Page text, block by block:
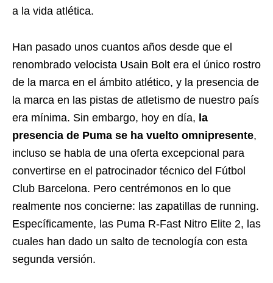
a la vida atlética.
Han pasado unos cuantos años desde que el
renombrado velocista Usain Bolt era el único rostro
de la marca en el ámbito atlético, y la presencia de
la marca en las pistas de atletismo de nuestro país
era mínima. Sin embargo, hoy en día, la
presencia de Puma se ha vuelto omnipresente,
incluso se habla de una oferta excepcional para
convertirse en el patrocinador técnico del Fútbol
Club Barcelona. Pero centrémonos en lo que
realmente nos concierne: las zapatillas de running.
Específicamente, las Puma R-Fast Nitro Elite 2, las
cuales han dado un salto de tecnología con esta
segunda versión.